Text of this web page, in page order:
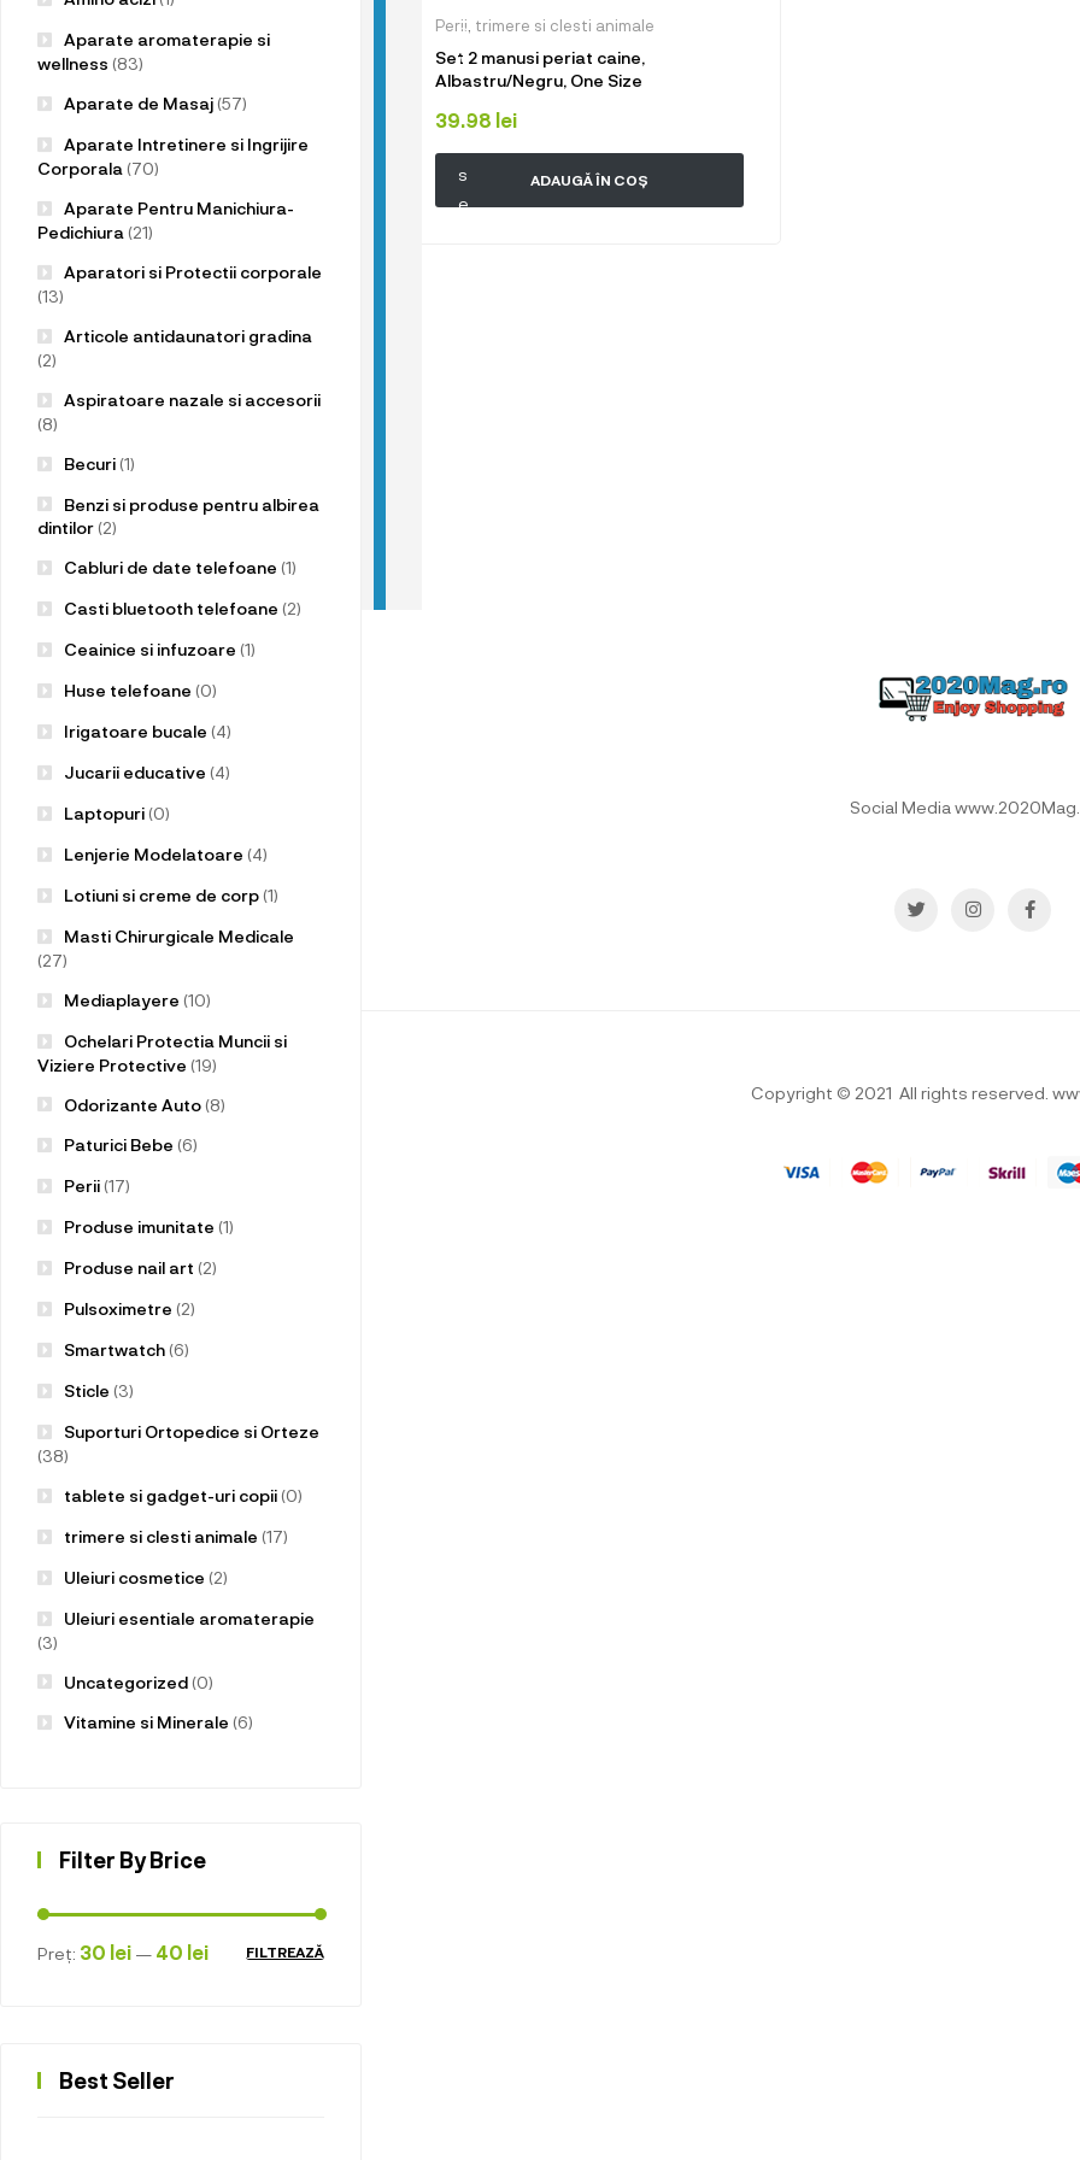
Perii trimere si clesti animale
Set 2 manusi periat caine,
Albastru/Negru, One Size
39.98 lei
ADAUGĂ ÎN COȘ
Aparate aromaterapie si
wellness (83)
Aparate de Masaj(57)
Aparate Intretinere si Ingrijire
Corporala (70)
Aparate Pentru Manichiura-
Pedichiura (21)
Aparatori si Protectii corporale
(13)
Articole antidaunatori gradina
(2)
Aspiratoare nazale si accesorii
(8)
Becuri(1)
Benzi si produse pentru albirea
dintilor(2)
Cabluri de date telefoane (1)
Casti bluetooth telefoane (2)
Ceainice si infuzoare (1)
Huse telefoane (0)
Irigatoare bucale (4)
Jucarii educative (4)
Laptopuri(0)
Lenjerie Modelatoare (4)
Lotiuni si creme de corp(1)
Masti Chirurgicale Medicale
(27)
Mediaplayere (10)
Ochelari Protectia Muncii si
Viziere Protective (19)
Odorizante Auto(8)
Paturici Bebe (6)
Perii(17)
Produse imunitate (1)
Produse nail art (2)
Pulsoximetre (2)
Smartwatch(6)
Sticle (3)
Suporturi Ortopedice si Orteze
(38)
tablete si gadget-uri copii(0)
trimere si clesti animale (17)
Uleiuri cosmetice (2)
Uleiuri esentiale aromaterapie
(3)
Uncategorized(0)
Vitamine si Minerale (6)
Filter By Brice
FILTREAZĂ
Preț: 30 lei — 40 lei
Best Seller
p
r
o
d
s
e
Social Media
Copyright © 2021 All rights reserved.